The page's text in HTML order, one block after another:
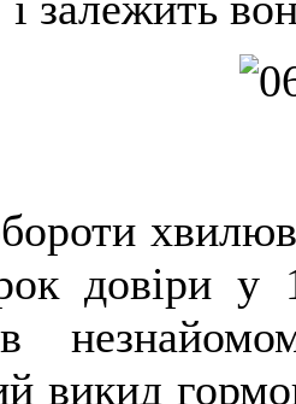
довіри у
викид